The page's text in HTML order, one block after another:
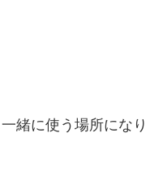
緒に使う場所になり